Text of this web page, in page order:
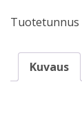
622mm
Tuotetunnus
Kuvaus